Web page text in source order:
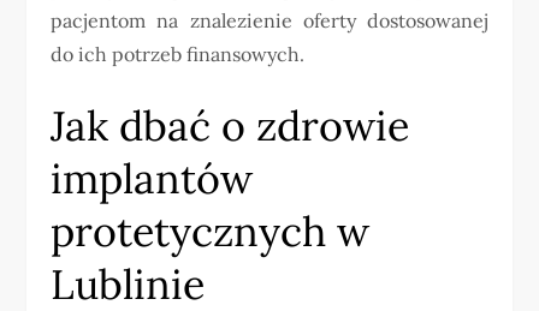
pacjentom na znalezienie oferty dostosowanej
do ich potrzeb finansowych.
Jak dbać o zdrowie
implantów
protetycznych w
Lublinie